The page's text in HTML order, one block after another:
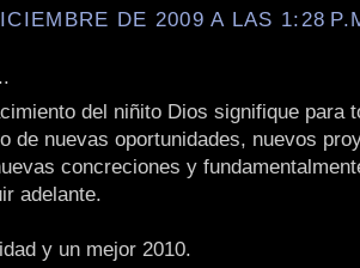
DE 2009 A LAS 1:28
del niñito Dios signifique para
de nuevas oportunidades, nuevos
concreciones y
adelante.
y un mejor 2010.